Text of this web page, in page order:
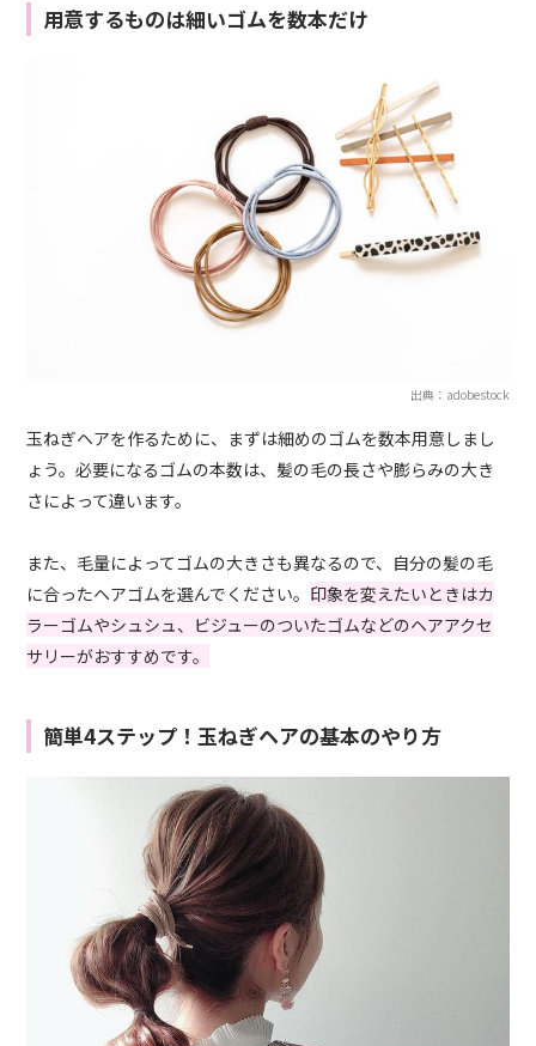
用意するものは細いゴムを数本だけ
出典：adobestock
玉ねぎヘアを作るために、まずは細めのゴムを数本用意しまし
ょう。必要になるゴムの本数は、髪の毛の長さや膨らみの大き
さによって違います。
また、毛量によってゴムの大きさも異なるので、自分の髪の毛
に合ったヘアゴムを選んでください。 印象を変えたいときはカ
ラーゴムやシュシュ、ビジューのついたゴムなどのヘアアクセ
サリーがおすすめです。
簡単4ステップ！玉ねぎヘアの基本のやり方